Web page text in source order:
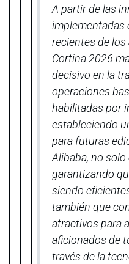
A partir de las
implementadas
recientes de
Cortina 2026
decisivo en la
operaciones
habilitadas por
estableciendo
para futuras
Alibaba, no
garantizando
siendo
también que
atractivos para
aficionados de
través de la